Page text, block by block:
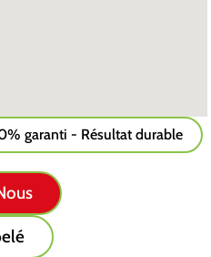
garanti - Résultat durable